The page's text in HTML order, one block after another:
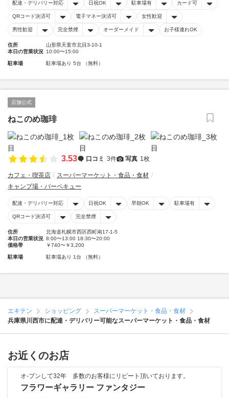
配達・デリバリー対応 日祝OK 駐車場有 カード可
QRコード決済可 電子マネー決済可 女性歓迎
男性歓迎 完全禁煙 オーダーメイド お子様連れOK
住所
山形県天童市北目3-10-1
本日の営業状況 10:00〜15:00
駐車場 駐車場あり 5台 （無料）
店舗公式
ねこのめ珈琲
3.53 口コミ 3件 写真 1枚
カフェ・喫茶店
スーパーマーケット・食品・食材
キャンプ場・バーベキュー
配達・デリバリー対応 日祝OK 早朝OK 駐車場有
QRコード決済可 完全禁煙
住所
北海道札幌市西区西町南17-1-5
本日の営業状況 8:00〜13:00 18:30〜20:00
価格帯
￥740〜￥3,200
駐車場 駐車場あり 1台 （無料）
エキテン ショッピング
スーパーマーケット・食品・食材
兵庫県川西市に配達・デリバリー可能なスーパーマーケット・食品・食材
お近くのお店
オ-プンして32年 多数のお客様にリピート頂いております。
フラワーギャラリー ファンタジー